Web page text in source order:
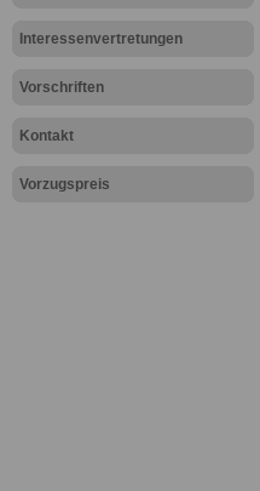
Interessenvertretungen
Vorschriften
Kontakt
Vorzugspreis